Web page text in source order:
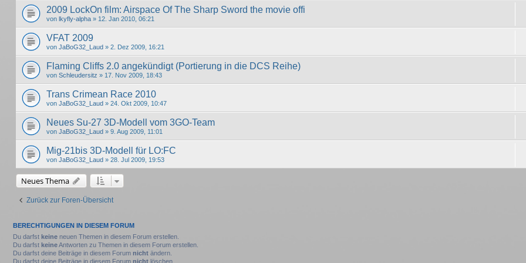
2009 LockOn film: Airspace Of The Sharp Sword the movie offi
von lkyfly-alpha » 12. Jan 2010, 06:21
VFAT 2009
von JaBoG32_Laud » 2. Dez 2009, 16:21
Flaming Cliffs 2.0 angekündigt (Portierung in die DCS Reihe)
von Schleudersitz » 17. Nov 2009, 18:43
Trans Crimean Race 2010
von JaBoG32_Laud » 24. Okt 2009, 10:47
Neues Su-27 3D-Modell vom 3GO-Team
von JaBoG32_Laud » 9. Aug 2009, 11:01
Mig-21bis 3D-Modell für LO:FC
von JaBoG32_Laud » 28. Jul 2009, 19:53
Neues Thema
Zurück zur Foren-Übersicht
BERECHTIGUNGEN IN DIESEM FORUM
Du darfst keine neuen Themen in diesem Forum erstellen.
Du darfst keineAntworten zu Themen in diesem Forum erstellen.
Du darfst deine Beiträge in diesem Forum nicht ändern.
Du darfst deine Beiträge in diesem Forum nicht löschen.